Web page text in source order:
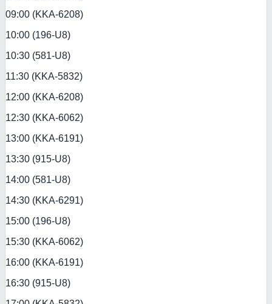
09:00 (KKA-6208)
10:00 (196-U8)
10:30 (581-U8)
11:30 (KKA-5832)
12:00 (KKA-6208)
12:30 (KKA-6062)
13:00 (KKA-6191)
13:30 (915-U8)
14:00 (581-U8)
14:30 (KKA-6291)
15:00 (196-U8)
15:30 (KKA-6062)
16:00 (KKA-6191)
16:30 (915-U8)